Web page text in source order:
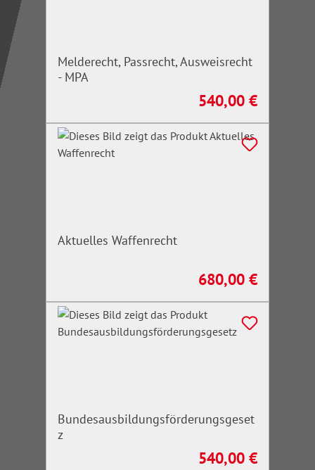
Melderecht, Passrecht, Ausweisrecht
- MPA
Regulärer Preis:
540,00 €
Aktuelles Waffenrecht
Regulärer Preis:
680,00 €
Bundesausbildungsförderungsgeset
z
Regulärer Preis:
540,00 €